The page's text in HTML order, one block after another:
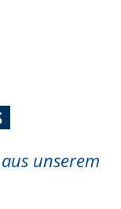
unserem